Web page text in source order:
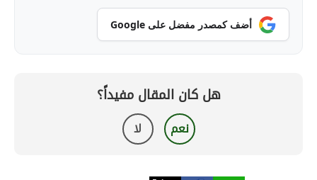
أضف كمصدر مفضل على Google
هل كان المقال مفيداً؟
نعم لا